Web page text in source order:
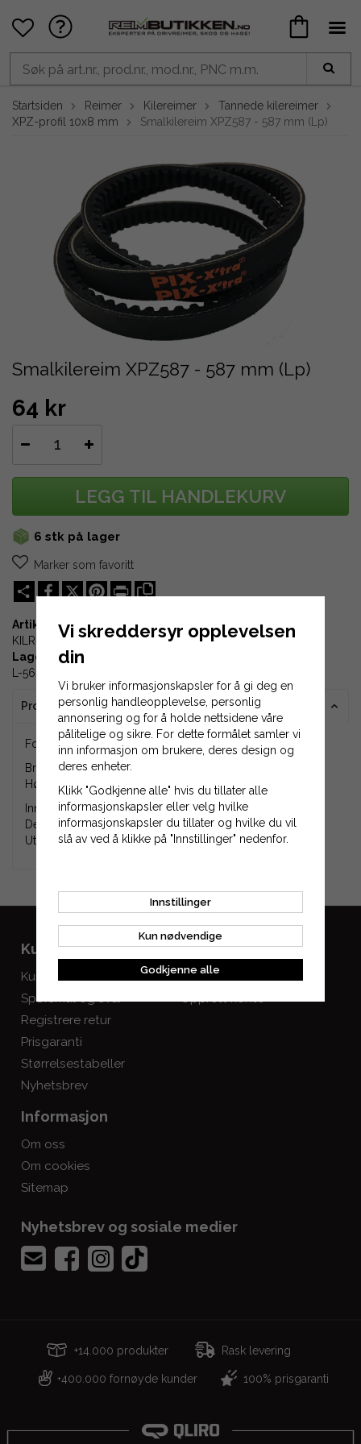
Startsiden Reimer Kilereimer
Tannede kilereimer
XPZ-profil 10x8 mm
Smalkilereim XPZ587 - 587 mm (Lp)
Smalkilereim XPZ587 - 587 mm (Lp)
64 kr
LEGG TIL HANDLEKURV
6 stk på lager
Marker som favoritt
Share
X Pinterest
Print
Artikkel-ID:
KILREM-XPZ587
Lagerplass:
L-56-01
Produktinformasjon
Fortannet smalkilereim XPZ587.
Bredde: 10 mm.
Høyde: 8 mm.
Innvendig lengde (Li): 549 mm.
Delingslengde (Ld, Lp, Lw): 587 mm.
Utvendig lengde (La): 599 mm.
Kundeservice
Kundeservice
Spørsmål og svar
Registrere retur
Prisgaranti
Størrelsestabeller
Nyhetsbrev
Mine sider
Logg inn
Opprett konto
Informasjon
Om oss
Om cookies
Sitemap
Nyhetsbrev og sosiale medier
+14.000 produkter Rask levering
+400.000 fornøyde kunder 100% prisgaranti
Vi skreddersyr opplevelsen
din
Vi bruker informasjonskapsler for å gi deg en
personlig handleopplevelse, personlig
annonsering og for å holde nettsidene våre
pålitelige og sikre. For dette formålet samler vi
inn informasjon om brukere, deres design og
deres enheter.
Klikk "Godkjenne alle" hvis du tillater alle
informasjonskapsler eller velg hvilke
informasjonskapsler du tillater og hvilke du vil
slå av ved å klikke på "Innstillinger" nedenfor.
Innstillinger
Kun nødvendige
Godkjenne alle